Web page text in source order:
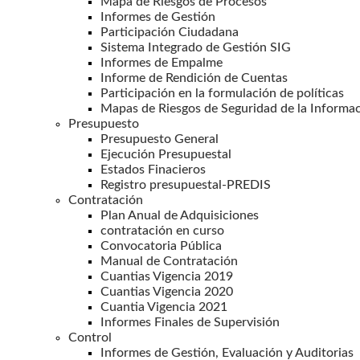
Informes de Gestión
Participación Ciudadana
Sistema Integrado de Gestión SIG
Informes de Empalme
Informe de Rendición de Cuentas
Participación en la formulación de políticas
Mapas de Riesgos de Seguridad de la
Presupuesto
Presupuesto General
Ejecución Presupuestal
Estados Finacieros
Registro presupuestal-PREDIS
Contratación
Plan Anual de Adquisiciones
contratación en curso
Convocatoria Pública
Manual de Contratación
Cuantias Vigencia 2019
Cuantias Vigencia 2020
Cuantia Vigencia 2021
Informes Finales de Supervisión
Control
Informes de Gestión, Evaluación y Auditorias